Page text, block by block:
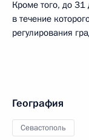
Кроме того, до 31
в течение
регулирования
География
Севастополь